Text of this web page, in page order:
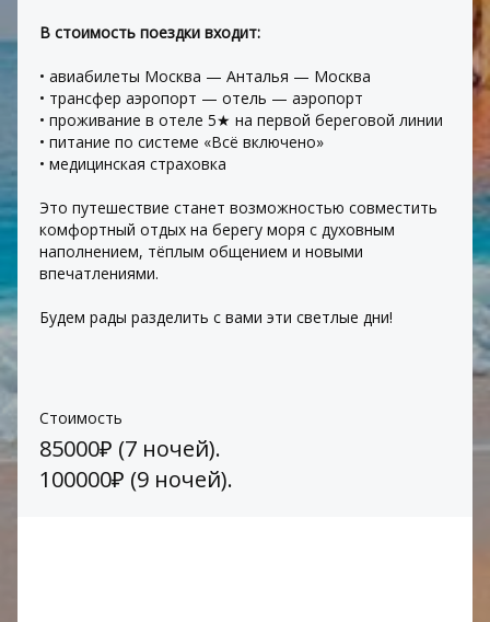
В стоимость поездки входит:
• авиабилеты Москва — Анталья — Москва
• трансфер аэропорт — отель — аэропорт
• проживание в отеле 5★ на первой береговой линии
• питание по системе «Всё включено»
• медицинская страховка
Это путешествие станет возможностью совместить
комфортный отдых на берегу моря с духовным
наполнением, тёплым общением и новыми
впечатлениями.
Будем рады разделить с вами эти светлые дни!
Стоимость
85000₽ (7 ночей).
100000₽ (9 ночей).